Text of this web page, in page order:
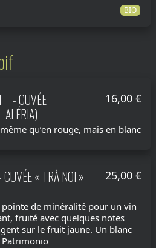
BIO
- CUVÉE
16,00 €
qu’en rouge, mais en blanc
« TRÀ NOI »
25,00 €
de minéralité pour un vin
fruité avec quelques notes
sur le fruit jaune. Un blanc
Patrimonio